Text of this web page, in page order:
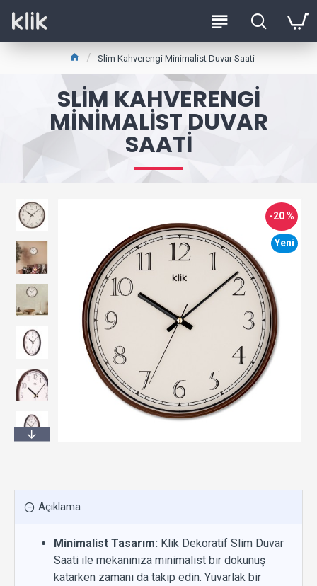
Slim Kahverengi Minimalist Duvar Saati
SLIM KAHVERENGI
MINIMALIST DUVAR
SAATI
Yeni
-20 %
Açıklama
Minimalist Tasarım: Klik Dekoratif Slim Duvar
Saati ile mekanınıza minimalist bir dokunuş
katarken zamanı da takip edin. Yuvarlak bir